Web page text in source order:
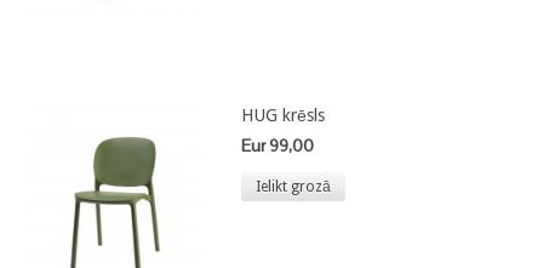
HUG krēsls
Eur 99,00
Ielikt grozā